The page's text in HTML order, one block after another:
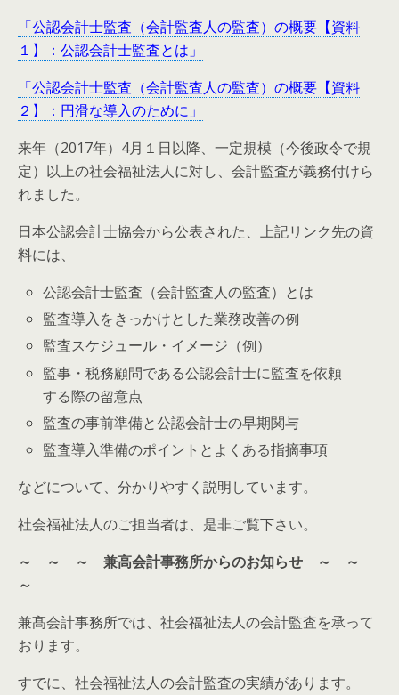
「公認会計士監査（会計監査人の監査）の概要【資料
１】：公認会計士監査とは」
「公認会計士監査（会計監査人の監査）の概要【資料
２】：円滑な導入のために」
来年（2017年）4月１日以降、一定規模（今後政令で規
定）以上の社会福祉法人に対し、会計監査が義務付けら
れました。
日本公認会計士協会から公表された、上記リンク先の資
料には、
公認会計士監査（会計監査人の監査）とは
監査導入をきっかけとした業務改善の例
監査スケジュール・イメージ（例）
監事・税務顧問である公認会計士に監査を依頼
する際の留意点
監査の事前準備と公認会計士の早期関与
監査導入準備のポイントとよくある指摘事項
などについて、分かりやすく説明しています。
社会福祉法人のご担当者は、是非ご覧下さい。
～ ～ ～ 兼高会計事務所からのお知らせ ～ ～
～
兼髙会計事務所では、社会福祉法人の会計監査を承って
おります。
すでに、社会福祉法人の会計監査の実績があります。